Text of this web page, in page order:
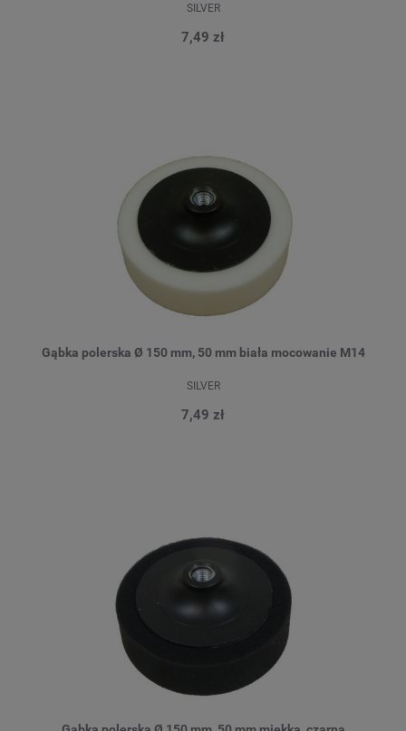
SILVER
7,49 zł
Gąbka polerska Ø 150 mm, 50 mm biała mocowanie M14
SILVER
7,49 zł